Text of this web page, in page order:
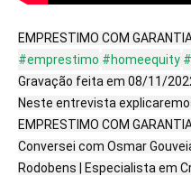
EMPRESTIMO COM
#emprestimo #homeequity
Gravação feita em 08/11/
Neste entrevista
EMPRESTIMO COM
Conversei com Osmar
Rodobens | Especialista em